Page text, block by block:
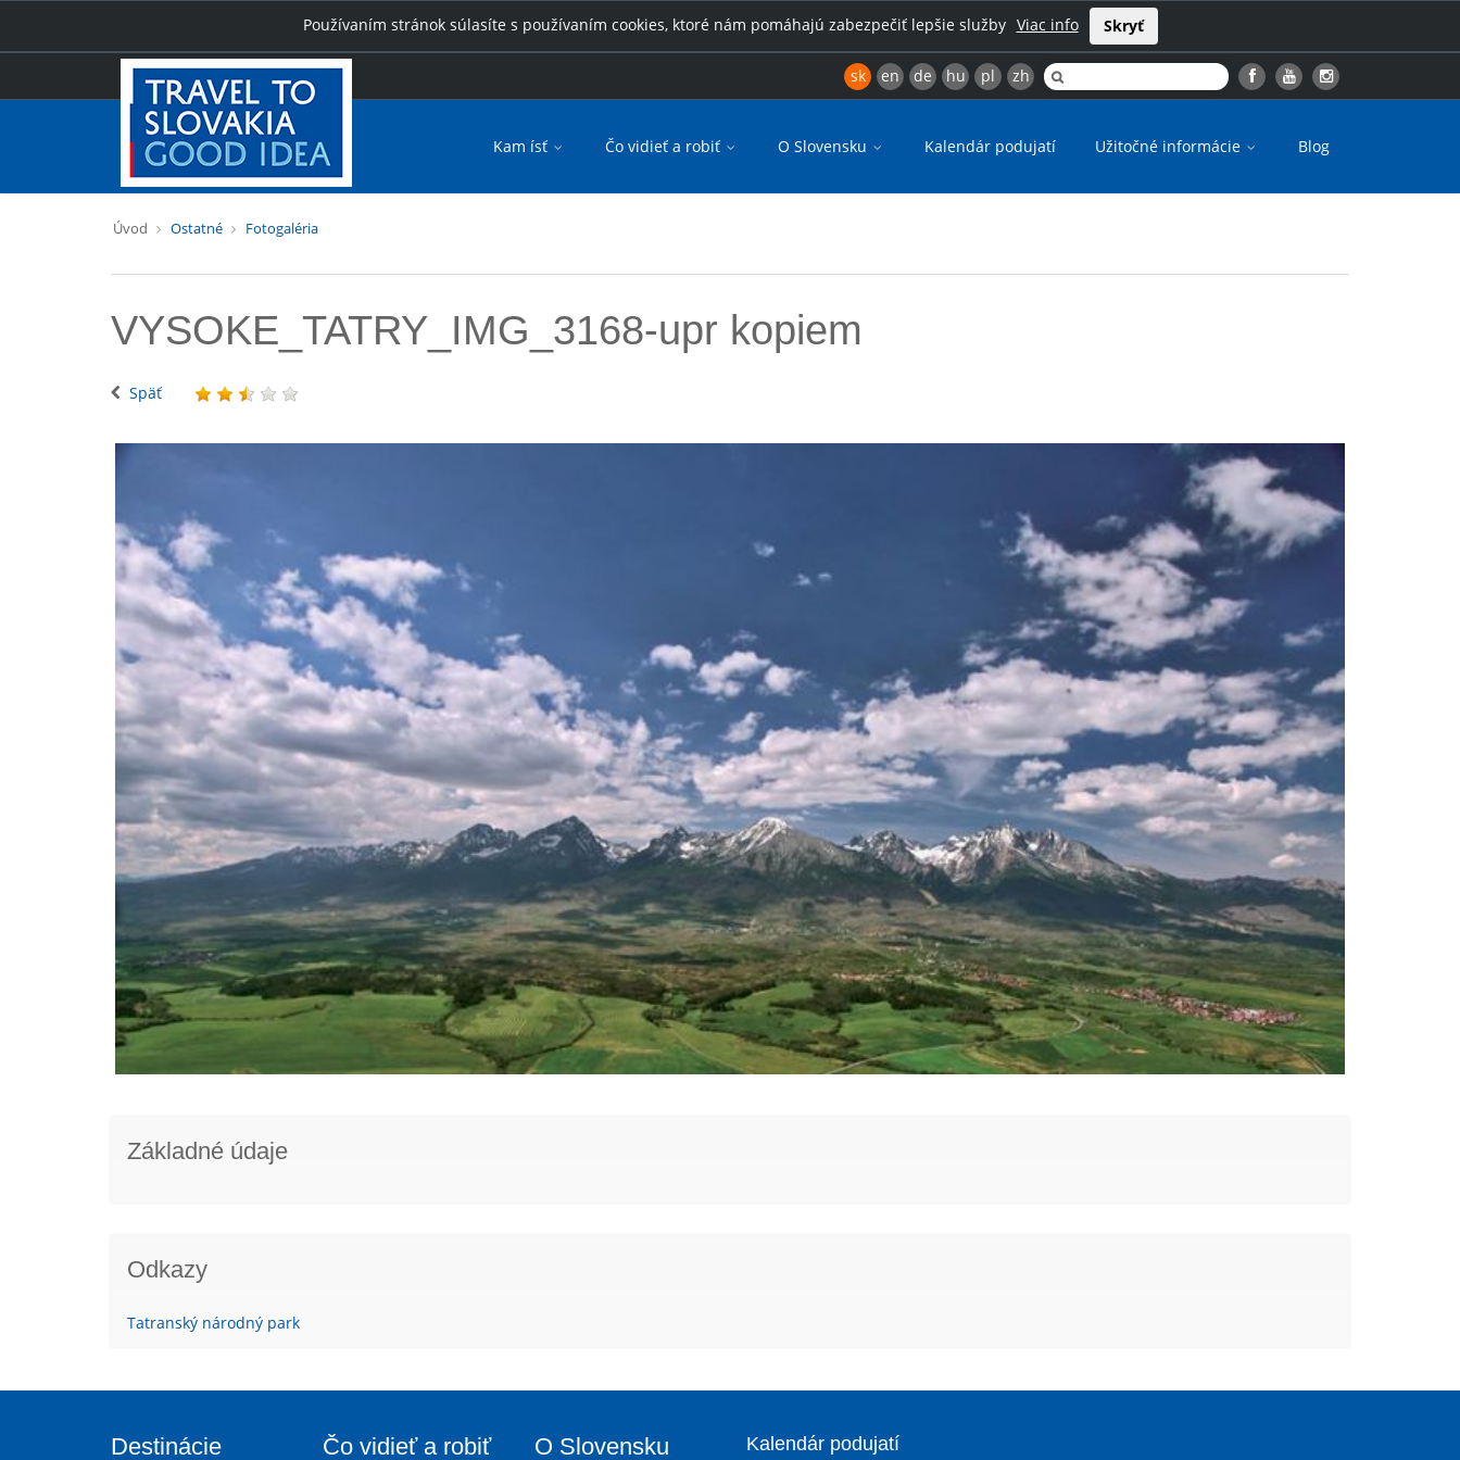
Používaním stránok súlasíte s používaním cookies, ktoré nám pomáhajú zabezpečiť lepšie služby Viac info Skryť
sk en de hu pl zh
Kam ísť Čo vidieť a robiť O Slovensku Kalendár podujatí Užitočné informácie Blog
Úvod Ostatné Fotogaléria
VYSOKE_TATRY_IMG_3168-upr kopiem
Späť
Základné údaje
Odkazy
Tatranský národný park
Destinácie Čo vidieť a robiť O Slovensku Kalendár podujatí